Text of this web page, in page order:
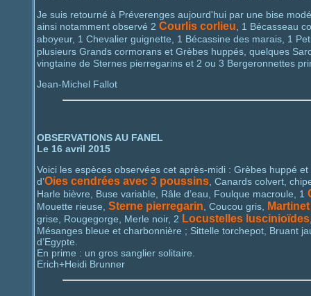
Je suis retourné à Préverenges aujourd'hui par une bise
ainsi notamment observé 2 Courlis corlieu , 1 Bécasseau
aboyeur, 1 Chevalier guignette, 1 Bécassine des marais, 1
plusieurs Grands cormorans et Grèbes huppés, quelques
vingtaine de Sternes pierregarins et 2 ou 3 Bergeronnettes
Jean-Michel Fallot
OBSERVATIONS AU FANEL
Le 16 avril 2015
Voici les espèces observées cet après-midi : Grèbes huppé
d’Oies cendrées avec 3 poussins , Canards colvert,
Harle bièvre, Buse variable, Râle d’eau, Foulque macroule, 1
Mouette rieuse, Sterne pierregarin , Coucou gris,
grise, Rougegorge, Merle noir, 2 Locustelles luscinioïdes
Mésanges bleue et charbonnière ; Sittelle torchepot, Bruant
d’Egypte.
En prime : un gros sanglier solitaire.
Erich+Heidi Brunner